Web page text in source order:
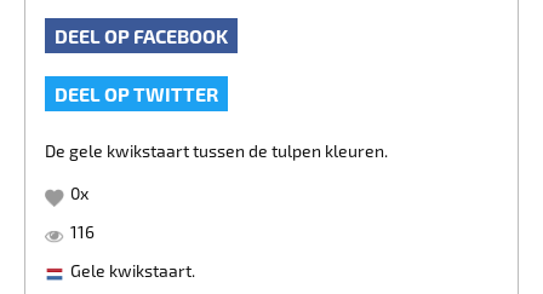
DEEL OP FACEBOOK
DEEL OP TWITTER
De gele kwikstaart tussen de tulpen kleuren.
0x
116
Gele kwikstaart.